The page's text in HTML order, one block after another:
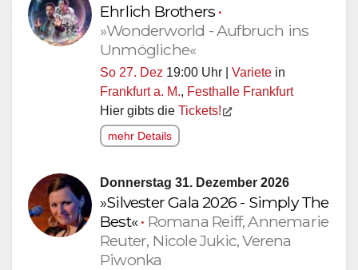
Ehrlich Brothers •
»Wonderworld - Aufbruch ins
Unmögliche«
So 27. Dez 19:00 Uhr | Variete in
Frankfurt a. M., Festhalle Frankfurt
Hier gibts die Tickets!
mehr Details
Donnerstag 31. Dezember 2026
»Silvester Gala 2026 - Simply The
Best«• Romana Reiff, Annemarie
Reuter, Nicole Jukic, Verena
Piwonka